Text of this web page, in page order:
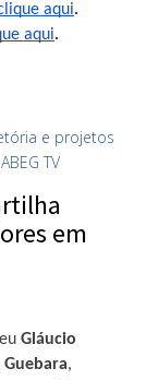
aqui.
aqui.
em
Gláucio
,